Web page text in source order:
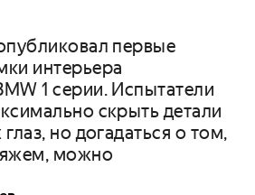
первые
интерьера
1 серии. Испытатели
скрыть детали
но догадаться о том,
можно